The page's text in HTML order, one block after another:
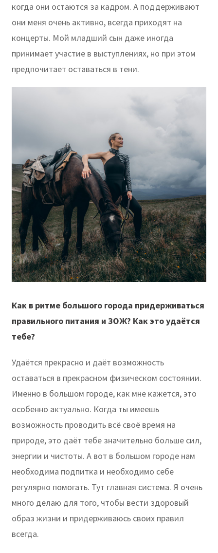
когда они остаются за кадром. А поддерживают
они меня очень активно, всегда приходят на
концерты. Мой младший сын даже иногда
принимает участие в выступлениях, но при этом
предпочитает оставаться в тени.
Как в ритме большого города придерживаться
правильного питания и ЗОЖ? Как это удаётся
тебе?
Удаётся прекрасно и даёт возможность
оставаться в прекрасном физическом состоянии.
Именно в большом городе, как мне кажется, это
особенно актуально. Когда ты имеешь
возможность проводить всё своё время на
природе, это даёт тебе значительно больше сил,
энергии и чистоты. А вот в большом городе нам
необходима подпитка и необходимо себе
регулярно помогать. Тут главная система. Я очень
много делаю для того, чтобы вести здоровый
образ жизни и придерживаюсь своих правил
всегда.